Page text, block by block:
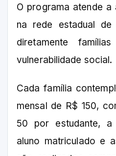
O programa atende a
na rede estadual
diretamente
vulnerabilidade social.
Cada família
mensal de R$ 150,
50 por estudante,
aluno matriculado e